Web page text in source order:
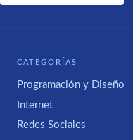
CATEGORÍAS
Programación y Diseño
Internet
Redes Sociales